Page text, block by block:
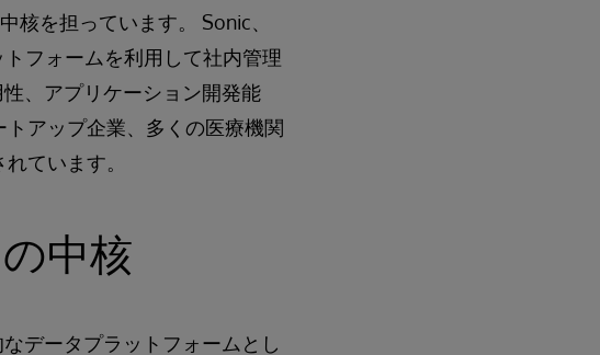
核を担っています。 Sonic、
フォームを利用して社内管理
、アプリケーション開発能
アップ企業、多くの医療機関
ています。
中核
データプラットフォームとし